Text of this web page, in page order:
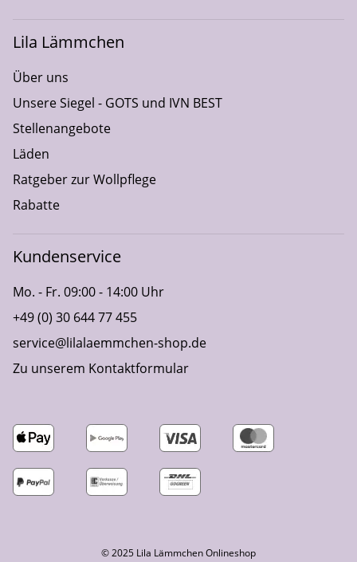
Lila Lämmchen
Über uns
Unsere Siegel - GOTS und IVN BEST
Stellenangebote
Läden
Ratgeber zur Wollpflege
Rabatte
Kundenservice
Mo. - Fr. 09:00 - 14:00 Uhr
+49 (0) 30 644 77 455
service@lilalaemmchen-shop.de
Zu unserem Kontaktformular
© 2025 Lila Lämmchen Onlineshop